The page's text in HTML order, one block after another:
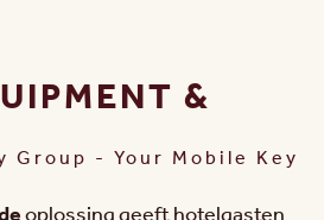
&
- Your Mobile Key